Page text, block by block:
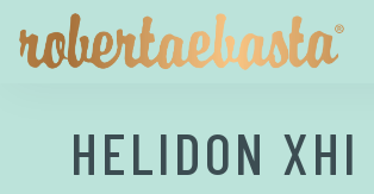
HELIDON XHI